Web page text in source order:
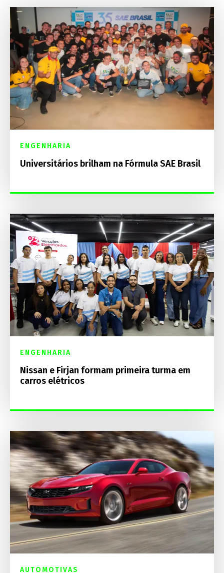
ENGENHARIA
Universitários brilham na Fórmula SAE Brasil
ENGENHARIA
Nissan e Firjan formam primeira turma em
carros elétricos
AUTOMOTIVAS